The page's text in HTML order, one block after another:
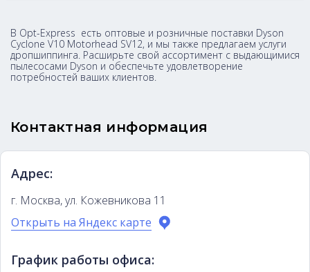
В Opt-Express есть оптовые и розничные поставки Dyson
Cyclone V10 Motorhead SV12, и мы также предлагаем услуги
дропшиппинга. Расширьте свой ассортимент с выдающимися
пылесосами Dyson и обеспечьте удовлетворение
потребностей ваших клиентов.
Контактная информация
Адрес:
г. Москва, ул. Кожевникова 11
Открыть на Яндекс карте
График работы офиса: